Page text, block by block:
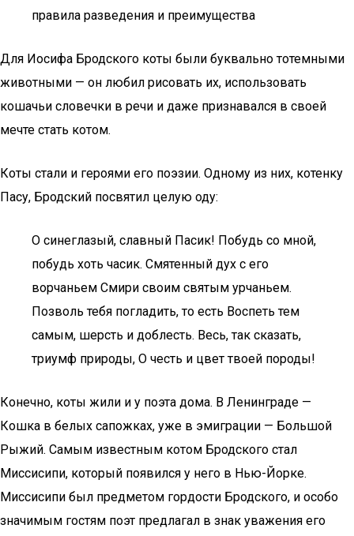
правила разведения и преимущества
Для Иосифа Бродского коты были буквально тотемными
животными — он любил рисовать их, использовать
кошачьи словечки в речи и даже признавался в своей
мечте стать котом.
Коты стали и героями его поэзии. Одному из них, котенку
Пасу, Бродский посвятил целую оду:
О синеглазый, славный Пасик! Побудь со мной,
побудь хоть часик. Смятенный дух с его
ворчаньем Смири своим святым урчаньем.
Позволь тебя погладить, то есть Воспеть тем
самым, шерсть и доблесть. Весь, так сказать,
триумф природы, О честь и цвет твоей породы!
Конечно, коты жили и у поэта дома. В Ленинграде —
Кошка в белых сапожках, уже в эмиграции — Большой
Рыжий. Самым известным котом Бродского стал
Миссисипи, который появился у него в Нью-Йорке.
Миссисипи был предметом гордости Бродского, и особо
значимым гостям поэт предлагал в знак уважения его